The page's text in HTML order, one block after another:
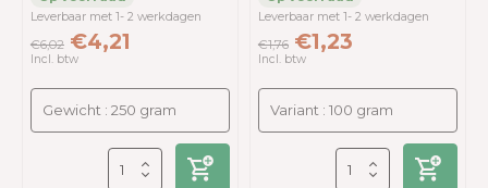
Leverbaar met 1- 2 werkdagen
€6,02 €4,21
Incl. btw
Leverbaar met 1- 2 werkdagen
€1,76 €1,23
Incl. btw